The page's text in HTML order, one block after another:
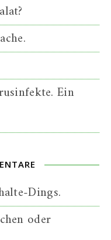
Ein
Dings.
oder